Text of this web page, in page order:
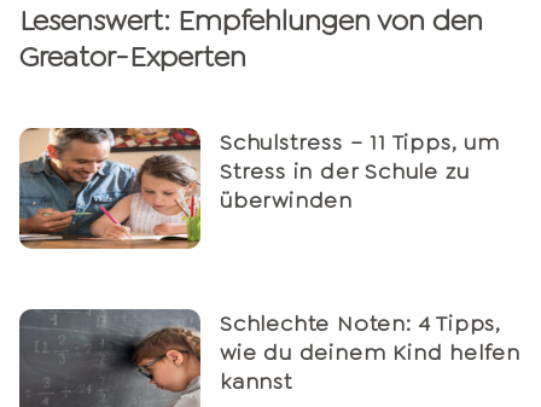
Lesenswert: Empfehlungen von den
Greator-Experten
Schulstress – 11 Tipps, um
Stress in der Schule zu
überwinden
Schlechte Noten: 4 Tipps,
wie du deinem Kind helfen
kannst